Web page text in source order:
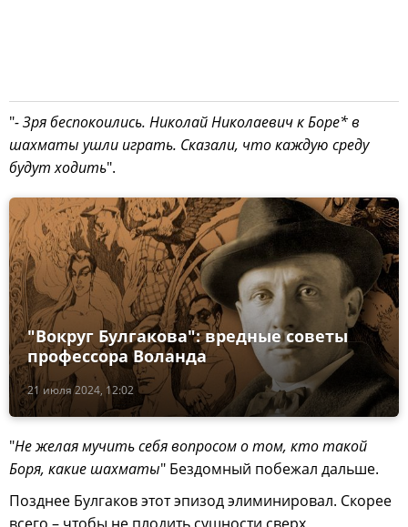
"- Зря беспокоились. Николай Николаевич к Боре* в
шахматы ушли играть. Сказали, что каждую среду
будут ходить".
21 июля 2024, 12:02
"Вокруг Булгакова": вредные советы
профессора Воланда
"Не желая мучить себя вопросом о том, кто такой
Боря, какие шахматы" Бездомный побежал дальше.
Позднее Булгаков этот эпизод элиминировал. Скорее